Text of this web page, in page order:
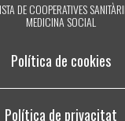
DE COOPERATIVES
MEDICINA SOCIAL
Política de cookies
Política de privacitat